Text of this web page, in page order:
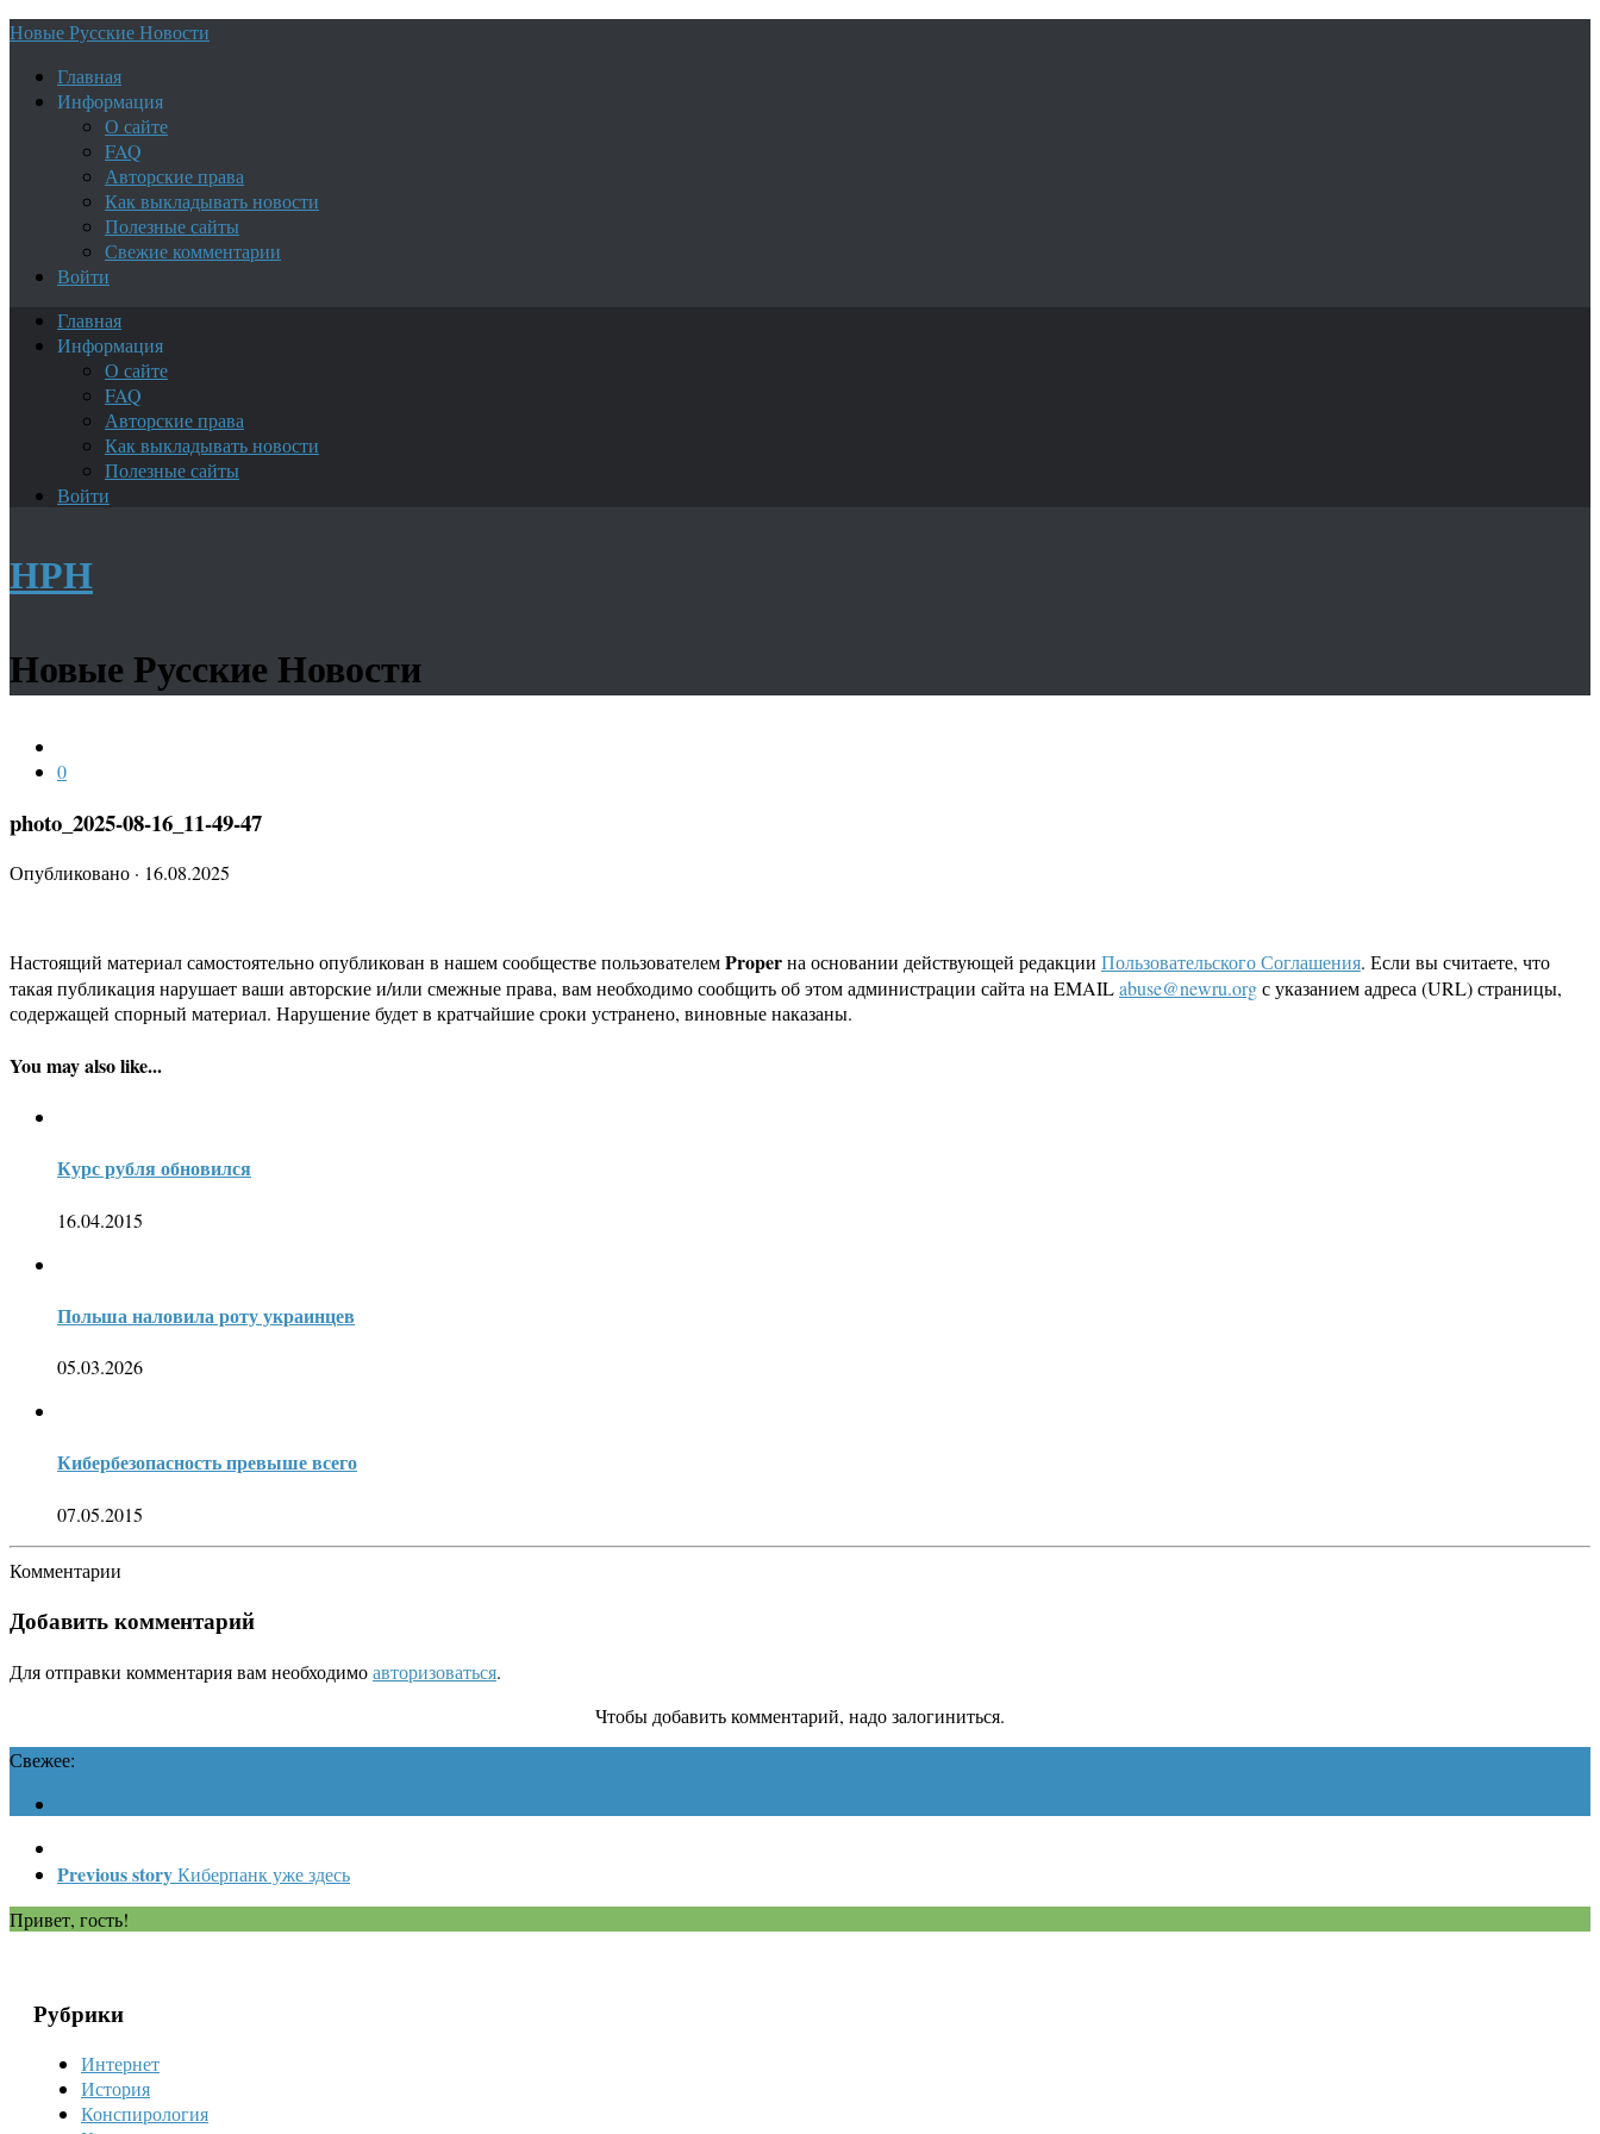
Новые Русские Новости
Главная
Информация
О сайте
FAQ
Авторские права
Как выкладывать новости
Полезные сайты
Свежие комментарии
Войти
Главная
Информация
О сайте
FAQ
Авторские права
Как выкладывать новости
Полезные сайты
Войти
НРН
Новые Русские Новости
0
photo_2025-08-16_11-49-47
Опубликовано · 16.08.2025
Настоящий материал самостоятельно опубликован в нашем сообществе пользователемProperна основании действующей редакции Пользовательского Соглашения. Если вы считаете, что
такая публикация нарушает ваши авторские и/или смежные права, вам необходимо сообщить об этом администрации сайта на EMAILabuse@newru.orgс указанием адреса (URL) страницы,
содержащей спорный материал. Нарушение будет в кратчайшие сроки устранено, виновные наказаны.
You may also like...
Курс рубля обновился
16.04.2015
Польша наловила роту украинцев
05.03.2026
Кибербезопасность превыше всего
07.05.2015
Комментарии
Добавить комментарий
Для отправки комментария вам необходимоавторизоваться.
Чтобы добавить комментарий, надо залогиниться.
Свежее:
Previous storyКиберпанк уже здесь
Привет, гость!
Рубрики
Интернет
История
Конспирология